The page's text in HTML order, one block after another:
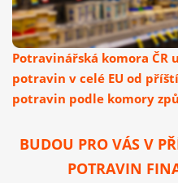
Potravinářská komora ČR
potravin v celé EU od
potravin podle komory
BUDOU PRO VÁS V
POTRAVIN